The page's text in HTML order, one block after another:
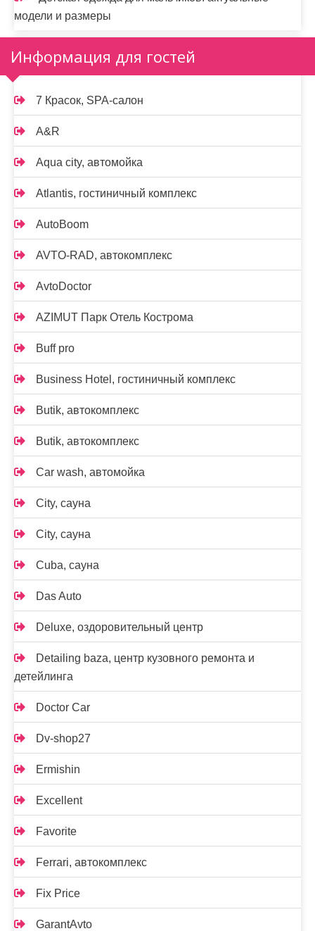
модели и размеры
Информация для гостей
7 Красок, SPA-салон
A&R
Aqua city, автомойка
Atlantis, гостиничный комплекс
AutoBoom
AVTO-RAD, автокомплекс
AvtoDoctor
AZIMUT Парк Отель Кострома
Buff pro
Business Hotel, гостиничный комплекс
Butik, автокомплекс
Butik, автокомплекс
Car wash, автомойка
City, сауна
City, сауна
Cuba, сауна
Das Auto
Deluxe, оздоровительный центр
Detailing baza, центр кузовного ремонта и
детейлинга
Doctor Car
Dv-shop27
Ermishin
Excellent
Favorite
Ferrari, автокомплекс
Fix Price
GarantAvto